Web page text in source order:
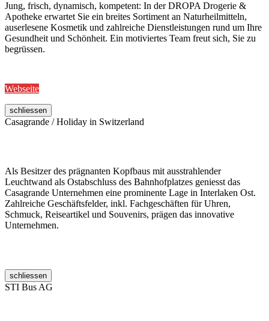
Jung, frisch, dynamisch, kompetent: In der DROPA Drogerie &
Apotheke erwartet Sie ein breites Sortiment an Naturheilmitteln,
auserlesene Kosmetik und zahlreiche Dienstleistungen rund um Ihre
Gesundheit und Schönheit. Ein motiviertes Team freut sich, Sie zu
begrüssen.
Webseite
schliessen
Casagrande / Holiday in Switzerland
Als Besitzer des prägnanten Kopfbaus mit ausstrahlender
Leuchtwand als Ostabschluss des Bahnhofplatzes geniesst das
Casagrande Unternehmen eine prominente Lage in Interlaken Ost.
Zahlreiche Geschäftsfelder, inkl. Fachgeschäften für Uhren,
Schmuck, Reiseartikel und Souvenirs, prägen das innovative
Unternehmen.
schliessen
STI Bus AG